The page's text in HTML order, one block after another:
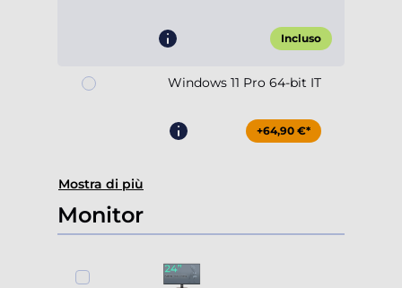
Incluso
Windows 11 Pro 64-bit IT
+64,90 €*
Mostra di più
Monitor